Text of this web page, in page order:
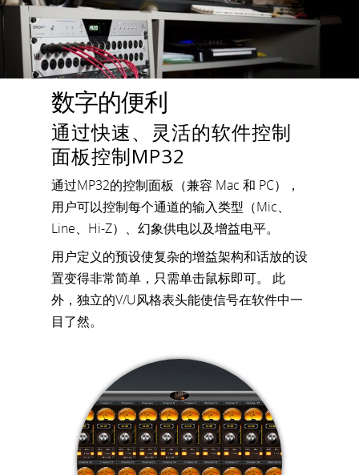
数字的便利
通过快速、灵活的软件控制
面板控制MP32
通过MP32的控制面板（兼容 Mac 和 PC），
用户可以控制每个通道的输入类型（Mic、
Line、Hi-Z）、幻象供电以及增益电平。
用户定义的预设使复杂的增益架构和话放的设
置变得非常简单，只需单击鼠标即可。 此
外，独立的V/U风格表头能使信号在软件中一
目了然。